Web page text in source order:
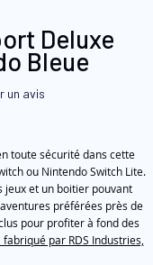
Deluxe
Bleue
un avis
toute sécurité dans cette
ou Nintendo Switch Lite.
jeux et un boitier pouvant
préférées près de
pour profiter à fond des
par RDS Industries,